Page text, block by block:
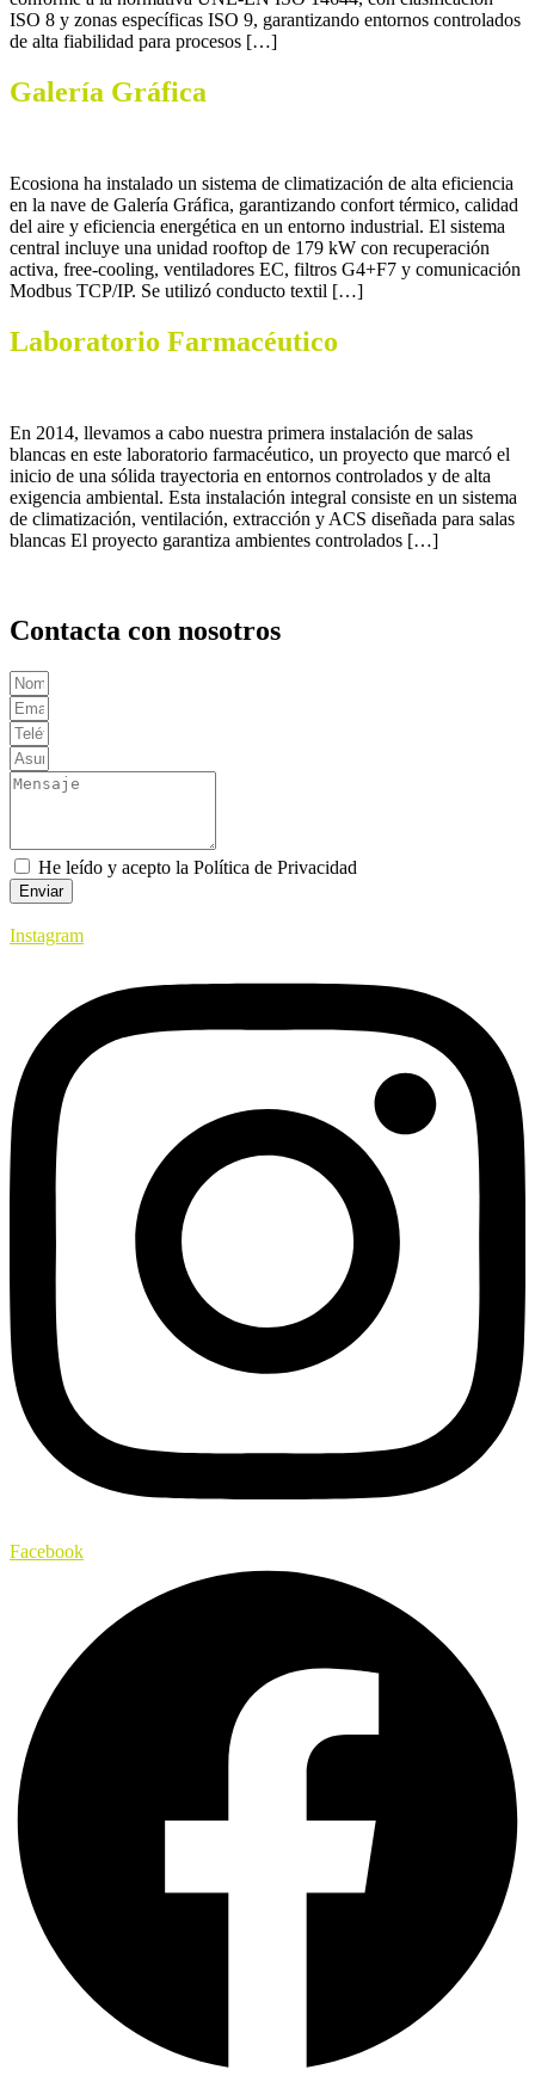
ISO 8 y zonas específicas ISO 9, garantizando entornos controlados
de alta fiabilidad para procesos […]
Galería Gráfica
Ecosiona ha instalado un sistema de climatización de alta eficiencia
en la nave de Galería Gráfica, garantizando confort térmico, calidad
del aire y eficiencia energética en un entorno industrial. El sistema
central incluye una unidad rooftop de 179 kW con recuperación
activa, free-cooling, ventiladores EC, filtros G4+F7 y comunicación
Modbus TCP/IP. Se utilizó conducto textil […]
Laboratorio Farmacéutico
En 2014, llevamos a cabo nuestra primera instalación de salas
blancas en este laboratorio farmacéutico, un proyecto que marcó el
inicio de una sólida trayectoria en entornos controlados y de alta
exigencia ambiental. Esta instalación integral consiste en un sistema
de climatización, ventilación, extracción y ACS diseñada para salas
blancas El proyecto garantiza ambientes controlados […]
Contacta con nosotros
He leído y acepto la Política de Privacidad
Enviar
Instagram
Facebook